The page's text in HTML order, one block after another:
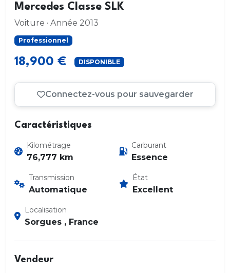
Mercedes Classe SLK
Voiture · Année 2013
Professionnel
18,900 € DISPONIBLE
Connectez-vous pour sauvegarder
Caractéristiques
Kilométrage
76,777 km
Carburant
Essence
Transmission
Automatique
État
Excellent
Localisation
Sorgues , France
Vendeur